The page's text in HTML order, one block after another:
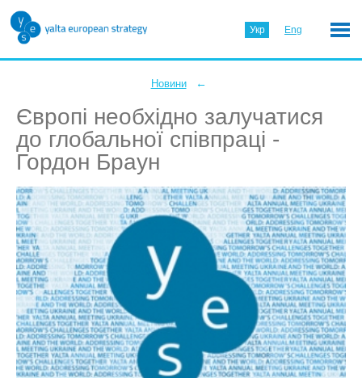
Укр Eng
Новини ←
Європі необхідно залучатися
до глобальної співпраці -
Гордон Браун